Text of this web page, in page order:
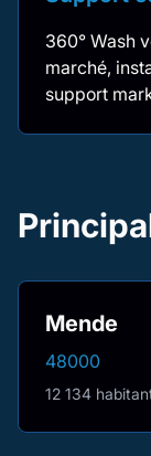
360° Wash
marché,
support
Mende
48000
12 134